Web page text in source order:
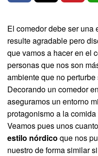
El comedor debe ser una
resulte agradable pero
que vamos a hacer en el
personas que nos son
ambiente que no
Decorando un comedor en
aseguramos un entorno
protagonismo a la
Veamos pues unos
estilo nórdico que nos
nuestro de forma similar